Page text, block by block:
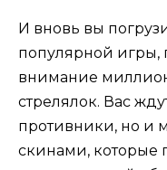
И вновь вы
популярной игры,
внимание
стрелялок. Вас
противники, но и
скинами, которые